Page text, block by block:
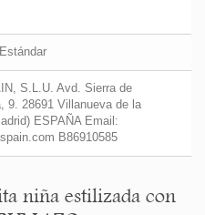
S.L.U. Avd. Sierra de
9. 28691 Villanueva de la
ESPAÑA Email:
B86910585
niña estilizada con